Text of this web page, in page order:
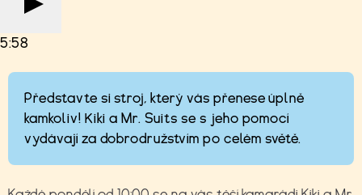
5:58
Představte si stroj, který vás přenese úplně
kamkoliv! Kiki a Mr. Suits se s jeho pomocí
vydávají za dobrodružstvím po celém světě.